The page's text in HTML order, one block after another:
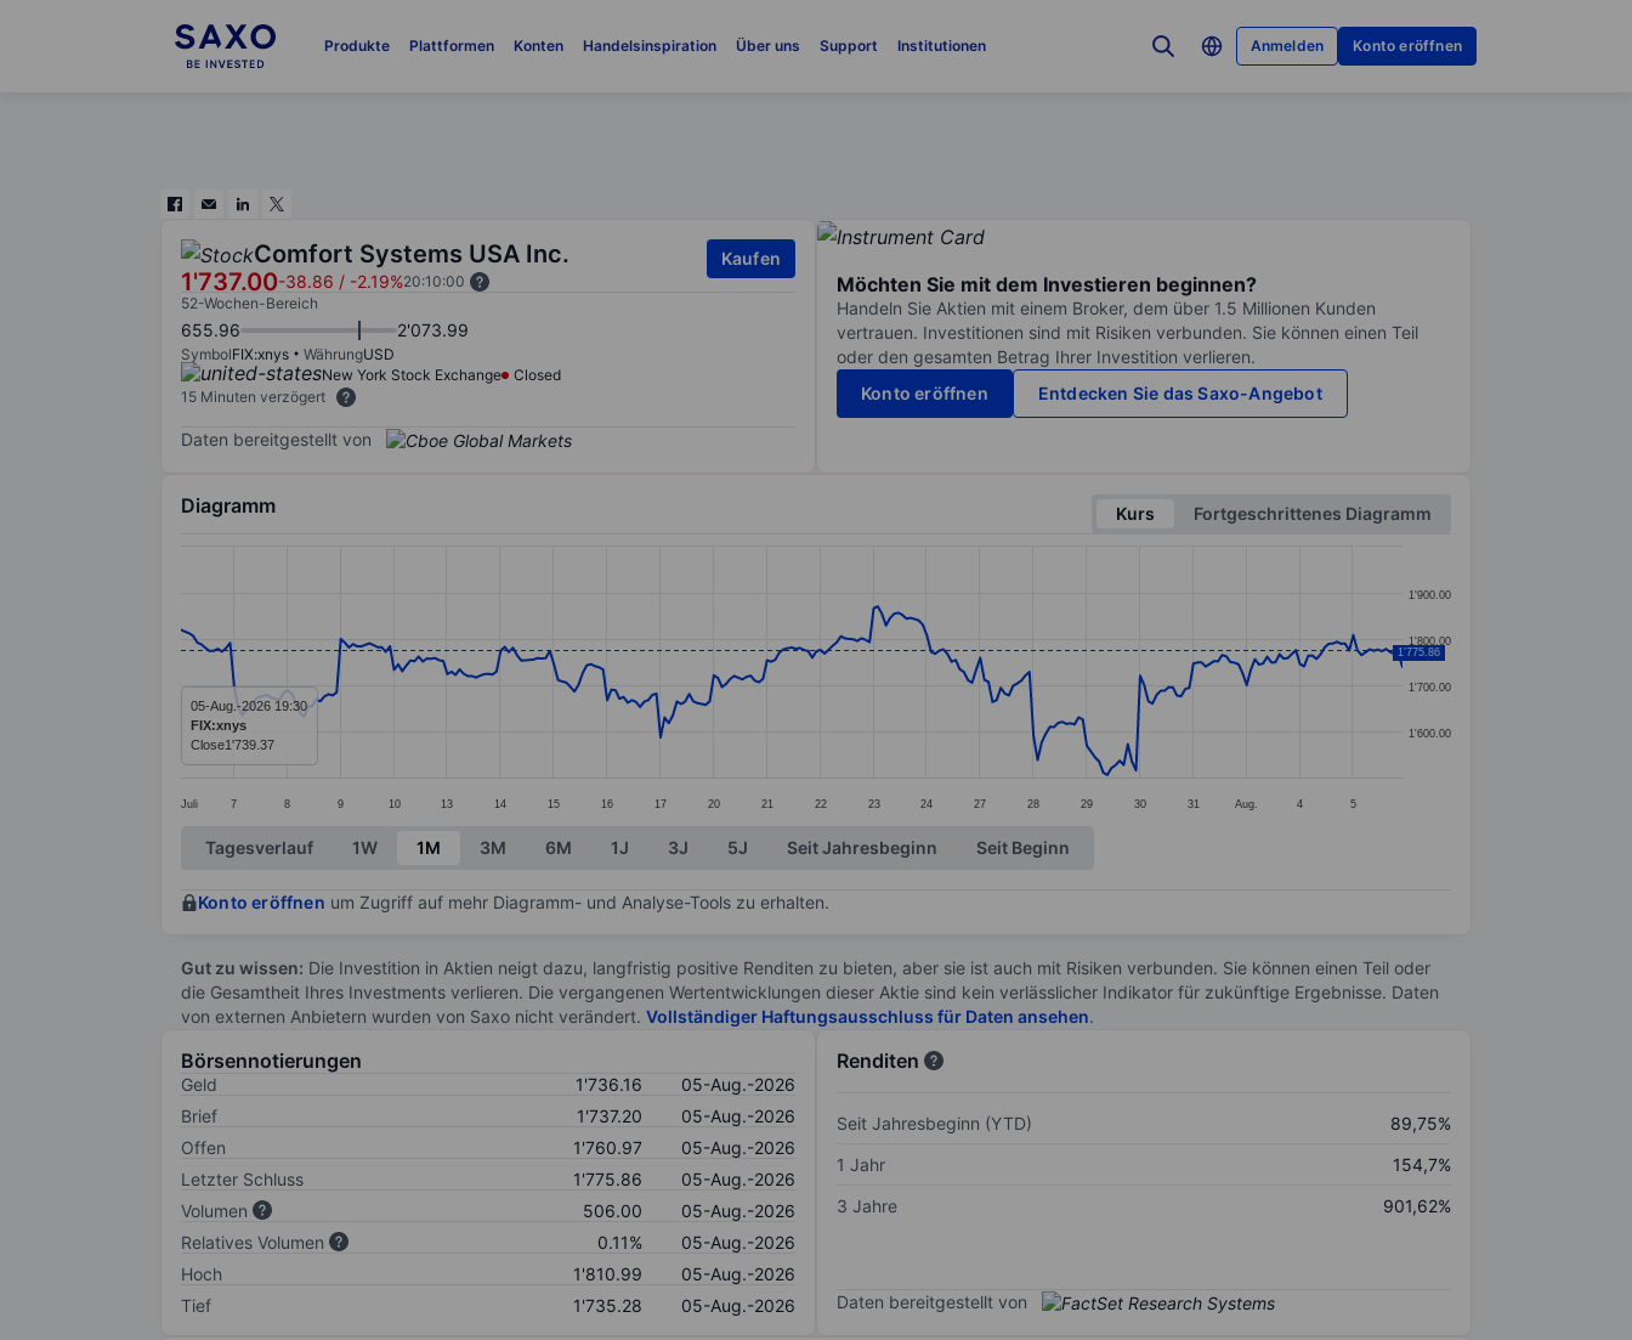
Produkte Plattformen Konten Handelsinspiration Über uns Support Institutionen Anmelden Konto eröffnen
Comfort Systems USA Inc.
1'737.00-38.86 / -2.19%20:10:00
Kaufen
52-Wochen-Bereich
655.96 2'073.99
SymbolFIX:xnys WährungUSD
New York Stock Exchange
Closed
15 Minuten verzögert
Daten bereitgestellt von
Möchten Sie mit dem Investieren beginnen?
Handeln Sie Aktien mit einem Broker, dem über 1.5 Millionen Kunden
vertrauen. Investitionen sind mit Risiken verbunden. Sie können einen Teil
oder den gesamten Betrag Ihrer Investition verlieren.
Konto eröffnen
Entdecken Sie das Saxo-Angebot
Diagramm Kurs
Fortgeschrittenes Diagramm
The chart has 1 X axis displaying categories.
The chart has 1 Y axis displaying values. Data ranges from 1505.53 to 1870.65.
Juli 7 8 9 10 13 14 15 16 17 20 21 22 23 24 27 28 29 30 31 Aug. 4 5
1'600.00
1'700.00
1'800.00
1'900.00
1'775.86
05-Aug.-2026 19:30
FIX:xnys
Close1'739.37
End of interactive chart.
Tagesverlauf 1W 1M 3M 6M 1J 3J 5J Seit Jahresbeginn Seit Beginn
Konto eröffnen um Zugriff auf mehr Diagramm- und Analyse-Tools zu erhalten.
Gut zu wissen: Die Investition in Aktien neigt dazu, langfristig positive Renditen zu bieten, aber sie ist auch mit Risiken verbunden. Sie können einen Teil oder
die Gesamtheit Ihres Investments verlieren. Die vergangenen Wertentwicklungen dieser Aktie sind kein verlässlicher Indikator für zukünftige Ergebnisse. Daten
von externen Anbietern wurden von Saxo nicht verändert. Vollständiger Haftungsausschluss für Daten ansehen.
Börsennotierungen
Geld 1'736.16
05-Aug.-2026
Brief
1'737.20
05-Aug.-2026
Offen
1'760.97
05-Aug.-2026
Letzter Schluss
1'775.86
05-Aug.-2026
Volumen
506.00
05-Aug.-2026
Relatives Volumen
0.11%
05-Aug.-2026
Hoch
1'810.99
05-Aug.-2026
Tief
1'735.28 05-Aug.-2026
Renditen
Seit Jahresbeginn (YTD)
89,75%
1 Jahr
154,7%
3 Jahre
901,62%
Daten bereitgestellt von